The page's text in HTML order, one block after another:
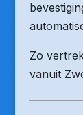
Zo
vanuit